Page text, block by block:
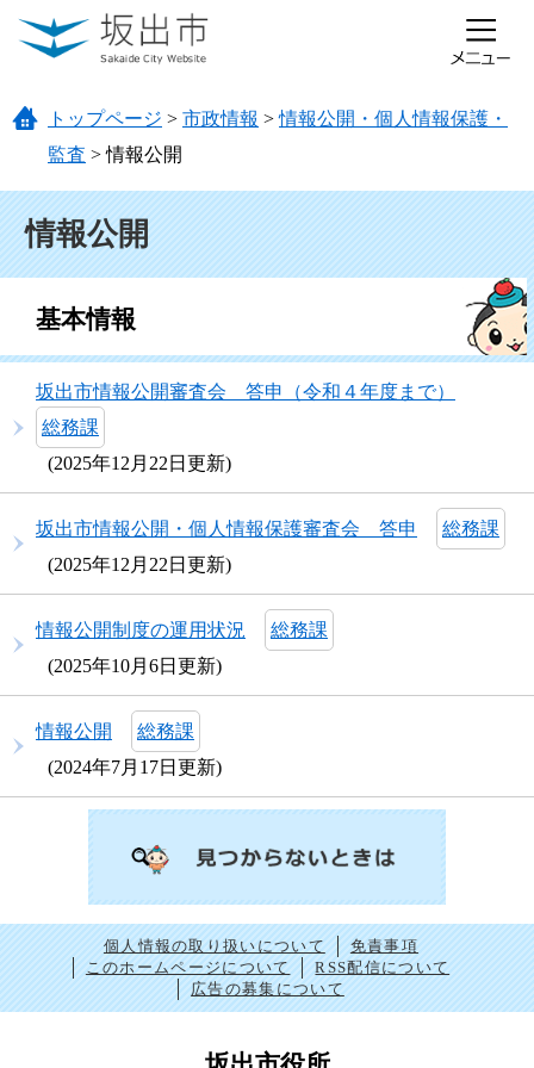
ページの先頭です。
メニューを飛ばして本文へ
トップページ > 市政情報 >情報公開・個人情報保護・
監査 >情報公開
情報公開
基本情報
坂出市情報公開審査会 答申（令和４年度まで）
総務課
2025年12月22日更新
坂出市情報公開・個人情報保護審査会 答申
総務課
2025年12月22日更新
情報公開制度の運用状況
総務課
2025年10月6日更新
情報公開
総務課
2024年7月17日更新
個人情報の取り扱いについて
免責事項
このホームページについて
RSS配信について
広告の募集について